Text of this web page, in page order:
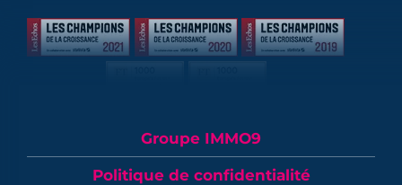
Groupe IMMO9
Politique de confidentialité